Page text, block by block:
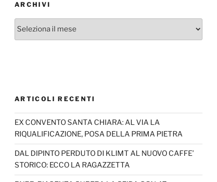
ARCHIVI
ARTICOLI RECENTI
EX CONVENTO SANTA CHIARA: AL VIA LA
RIQUALIFICAZIONE, POSA DELLA PRIMA PIETRA
DAL DIPINTO PERDUTO DI KLIMT AL NUOVO CAFFE’
STORICO: ECCO LA RAGAZZETTA